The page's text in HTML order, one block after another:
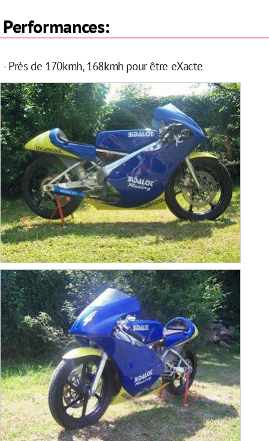
Performances:
- Près de 170kmh, 168kmh pour être eXacte